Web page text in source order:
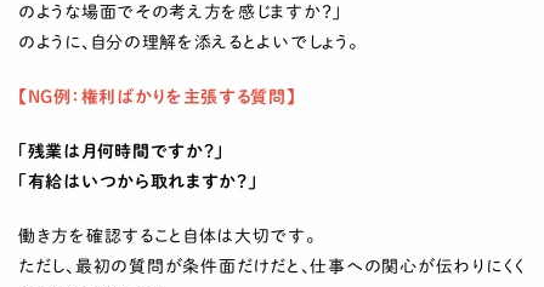
のような場面でその考え方を感じますか？」
のように、自分の理解を添えるとよいでしょう。
【NG例：権利ばかりを主張する質問】
「残業は月何時間ですか？」
「有給はいつから取れますか？」
働き方を確認すること自体は大切です。
ただし、最初の質問が条件面だけだと、仕事への関心が伝わりにくく